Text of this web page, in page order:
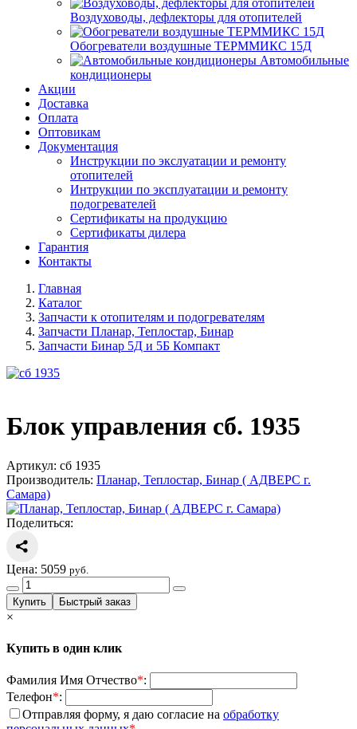
Воздуховоды, дефлекторы для отопителей
Обогреватели воздушные ТЕРММИКС 15Д
Автомобильные
кондиционеры
Акции
Доставка
Оплата
Оптовикам
Документация
Инструкции по экслуатации и ремонту
отопителей
Интрукции по эксплуатации и ремонту
подогревателей
Сертификаты на продукцию
Сертификаты дилера
Гарантия
Контакты
Главная
Каталог
Запчасти к отопителям и подогревателям
Запчасти Планар, Теплостар, Бинар
Запчасти Бинар 5Д и 5Б Компакт
Блок управления сб. 1935
Артикул: сб 1935
Производитель: Планар, Теплостар, Бинар ( АДВЕРС г.
Самара)
Поделиться:
Цена: 5059 руб.
×
Купить в один клик
Фамилия Имя Отчество*:
Телефон*:
Отправляя форму, я даю согласие на обработку